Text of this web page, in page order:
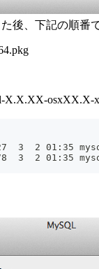
後、下記の順番
X.X.XX-osxXX.X-
2 01:35
3  2 01:35